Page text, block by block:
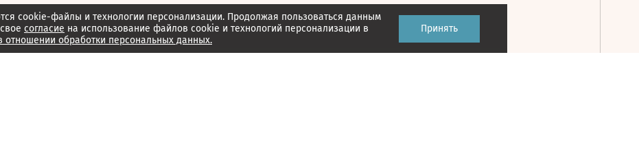
cookie-файлы и технологии персонализации. Продолжая пользоваться данным
согласие на использование файлов cookie и технологий персонализации в
отношении обработки персональных данных.
Принять